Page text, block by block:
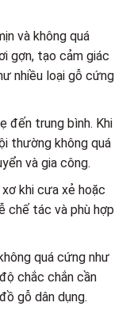
và không quá
gợn, tạo cảm giác
nhiều loại gỗ cứng
đến trung bình. Khi
thường không quá
và gia công.
khi cưa xẻ hoặc
chế tác và phù hợp
quá cứng như
chắc chắn cần
gỗ dân dụng.